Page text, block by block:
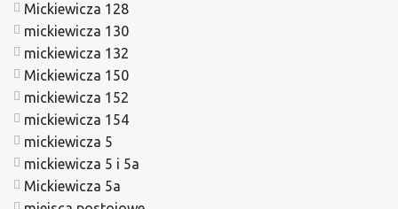
Mickiewicza 128
mickiewicza 130
mickiewicza 132
Mickiewicza 150
mickiewicza 152
mickiewicza 154
mickiewicza 5
mickiewicza 5 i 5a
Mickiewicza 5a